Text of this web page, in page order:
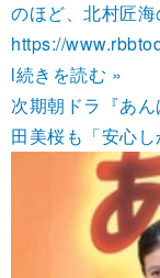
のほど、北村匠海
https://
l続きを読む »
次期朝ドラ『あ
田美桜も「安心